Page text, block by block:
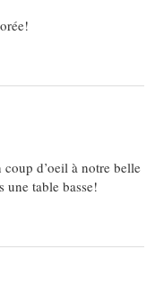
d’oeil à notre belle
une table basse!